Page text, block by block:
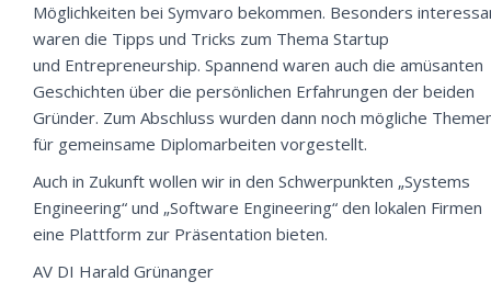
Möglichkeiten bei Symvaro bekommen. Besonders
waren die Tipps und Tricks zum Thema Startup
und Entrepreneurship. Spannend waren auch die amüsanten
Geschichten über die persönlichen Erfahrungen der beiden
Gründer. Zum Abschluss wurden dann noch mögliche
für gemeinsame Diplomarbeiten vorgestellt.
Auch in Zukunft wollen wir in den Schwerpunkten „Systems
Engineering“ und „Software Engineering“ den lokalen Firmen
eine Plattform zur Präsentation bieten.
AV DI Harald Grünanger